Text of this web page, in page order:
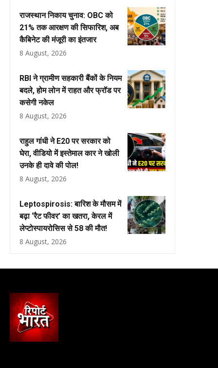
राजस्थान निकाय चुनाव: OBC को
21% तक आरक्षण की सिफारिश, अब
कैबिनेट की मंजूरी का इंतजार
8 August, 2026
RBI ने ग्रामीण सहकारी बैंकों के नियम
बदले, होम लोन में राहत और फ्रॉड पर
कसेगी नकेल
8 August, 2026
राहुल गांधी ने E20 पर सरकार को
घेरा, वीडियो में इस्तेमाल कार ने खोली
उनके ही दावे की पोल!
8 August, 2026
Leptospirosis: बारिश के मौसम में
बढ़ा ‘रैट फीवर’ का खतरा, केरल में
लेप्टोस्पायरोसिस से 58 की मौत!
8 August, 2026